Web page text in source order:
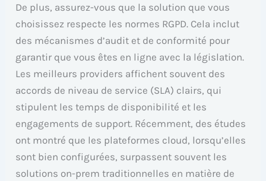
De plus, assurez-vous que la solution que vous
choisissez respecte les normes RGPD. Cela inclut
des mécanismes d’audit et de conformité pour
garantir que vous êtes en ligne avec la législation.
Les meilleurs providers affichent souvent des
accords de niveau de service (SLA) clairs, qui
stipulent les temps de disponibilité et les
engagements de support. Récemment, des études
ont montré que les plateformes cloud, lorsqu’elles
sont bien configurées, surpassent souvent les
solutions on-prem traditionnelles en matière de